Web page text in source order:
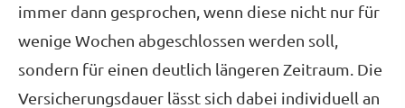
immer dann gesprochen, wenn diese nicht nur für
wenige Wochen abgeschlossen werden soll,
sondern für einen deutlich längeren Zeitraum. Die
Versicherungsdauer lässt sich dabei individuell an